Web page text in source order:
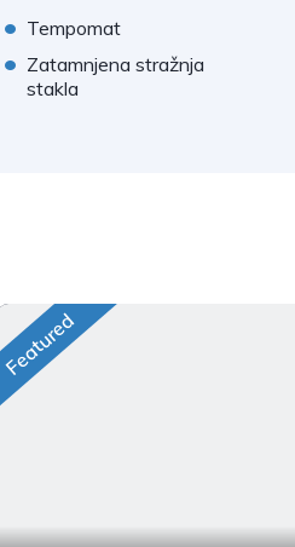
• Tempomat
• Zatamnjena stražnja
stakla
Featured